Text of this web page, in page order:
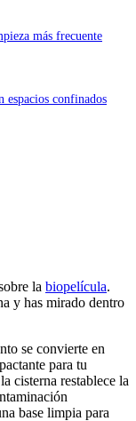
más frecuente
confinados
la biopelícula.
y has mirado dentro
se convierte en
para tu
cisterna restablece la
base limpia para